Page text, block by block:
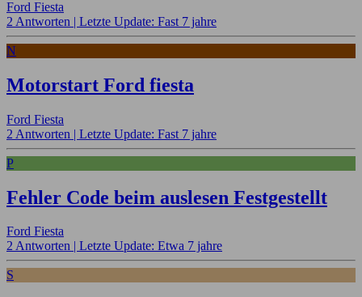
Ford Fiesta
2 Antworten | Letzte Update: Fast 7 jahre
N
Motorstart Ford fiesta
Ford Fiesta
2 Antworten | Letzte Update: Fast 7 jahre
P
Fehler Code beim auslesen Festgestellt
Ford Fiesta
2 Antworten | Letzte Update: Etwa 7 jahre
S